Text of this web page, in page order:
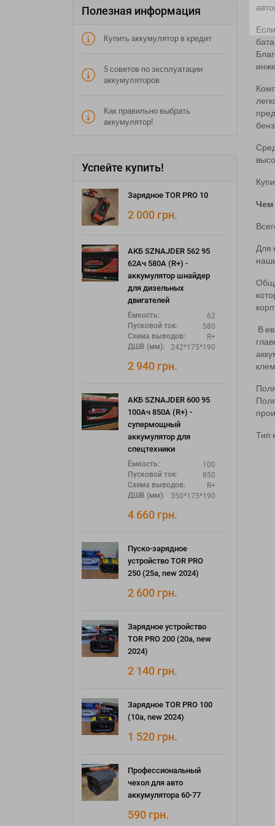
Полезная информация
Купить аккумулятор в кредит
5 советов по эксплуатации
аккумуляторов
Как правильно выбрать
аккумулятор!
Успейте купить!
Зарядное TOR PRO 10
2 000 грн.
АКБ SZNAJDER 562 95
62Ач 580А (R+) -
аккумулятор шнайдер
для дизельных
двигателей
Ёмкость: 62
Пусковой ток: 580
Схема выводов: R+
ДШВ (мм): 242*175*190
2 940 грн.
АКБ SZNAJDER 600 95
100Ач 850А (R+) -
супермощный
аккумулятор для
спецтехники
Ёмкость: 100
Пусковой ток: 850
Схема выводов: R+
ДШВ (мм): 350*175*190
4 660 грн.
Пуско-зарядное
устройство TOR PRO
250 (25а, new 2024)
2 600 грн.
Зарядное устройство
TOR PRO 200 (20а, new
2024)
2 140 грн.
Зарядное TOR PRO 100
(10а, new 2024)
1 520 грн.
Профессиональный
чехол для авто
аккумулятора 60-77
590 грн.
Чем
Для
В
Тип